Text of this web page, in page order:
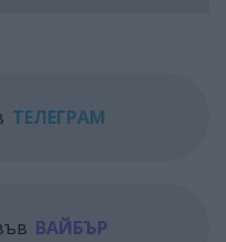
ТЕЛЕГРАМ
ВАЙБЪР